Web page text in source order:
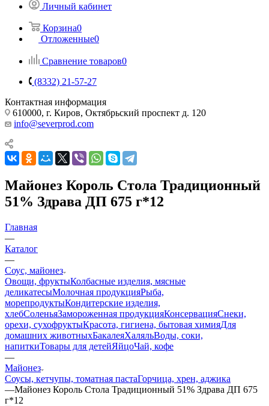
Личный кабинет
Корзина0
Отложенные0
Сравнение товаров0
(8332) 21-57-27
Контактная информация
610000, г. Киров, Октябрьский проспект д. 120
info@severprod.com
Майонез Король Стола Традиционный
51% Здрава ДП 675 г*12
Главная
—
Каталог
—
Соус, майонез
Овощи, фруктыКолбасные изделия, мясные
деликатесыМолочная продукцияРыба,
морепродуктыКондитерские изделия,
хлебСоленьяЗамороженная продукцияКонсервацияСнеки,
орехи, сухофруктыКрасота, гигиена, бытовая химияДля
домашних животныхБакалеяХаляльВоды, соки,
напиткиТовары для детейЯйцоЧай, кофе
—
Майонез
Соусы, кетчупы, томатная пастаГорчица, хрен, аджика
—Майонез Король Стола Традиционный 51% Здрава ДП 675
г*12